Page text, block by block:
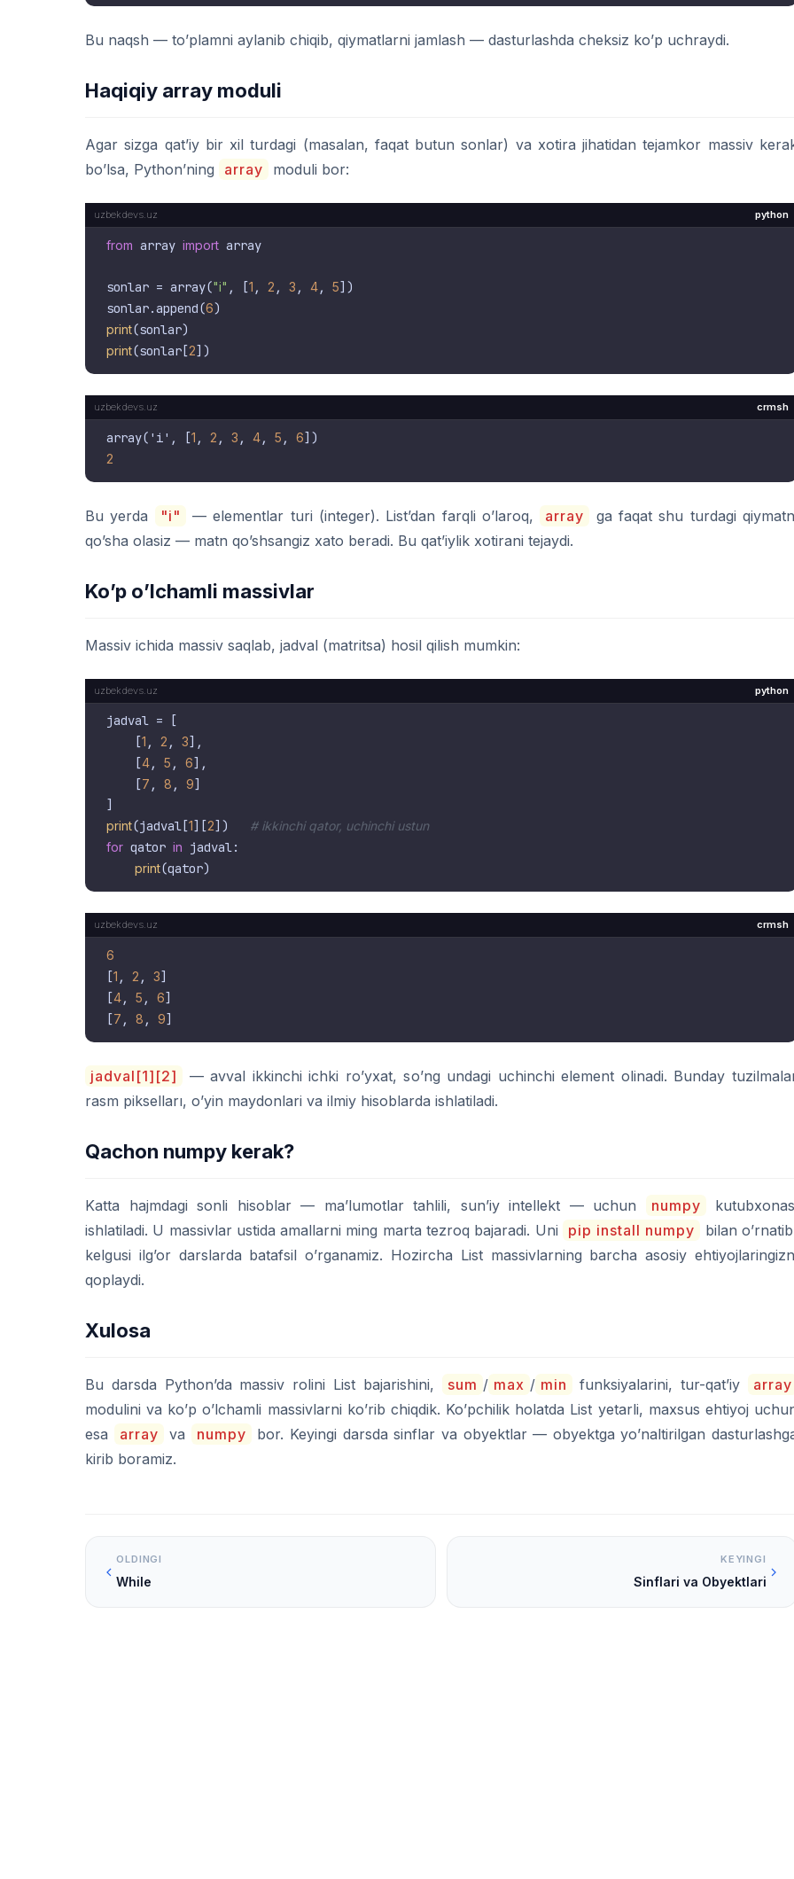
Bu naqsh — to’plamni aylanib chiqib, qiymatlarni jamlash — dasturlashda cheksiz ko’p uchraydi.
Haqiqiy array moduli
Agar sizga qat’iy bir xil turdagi (masalan, faqat butun sonlar) va xotira jihatidan tejamkor massiv
bo’lsa, Python’ning
array moduli bor:
python
from array import array
sonlar = array("i" , [1 , 2 , 3 , 4, 5])
sonlar.append(6
print
print(sonlar[2
crmsh
array('i', [1 , 2 , 3 , 4, 5 , 6
2
Bu yerda "i" — elementlar turi (integer). List’dan farqli o’laroq, array
ga faqat shu turdagi
qo’sha olasiz — matn qo’shsangiz xato beradi. Bu qat’iylik xotirani tejaydi.
Ko’p o’lchamli massivlar
Massiv ichida massiv saqlab, jadval (matritsa) hosil qilish mumkin:
python
jadval = [
    [
1 , 2 , 3],
    [
4, 5 , 6],
    [
7 , 8 , 9]
print(jadval[1][2]) # ikkinchi qator, uchinchi ustun
for qator in jadval:
print
crmsh
6
[1 , 2 , 3]
[4, 5 , 6]
[7 , 8 , 9
jadval[1][2]
— avval ikkinchi ichki ro’yxat, so’ng undagi uchinchi element olinadi. Bunday
rasm pikselları, o’yin maydonlari va ilmiy hisoblarda ishlatiladi.
Qachon numpy kerak?
Katta hajmdagi sonli hisoblar — ma’lumotlar tahlili, sun’iy intellekt — uchun numpy
ishlatiladi. U massivlar ustida amallarni ming marta tezroq bajaradi. Uni
pip install numpy
bilan
kelgusi ilg’or darslarda batafsil o’rganamiz. Hozircha List massivlarning barcha asosiy
qoplaydi.
Xulosa
Bu darsda Python’da massiv rolini List bajarishini, sum / max / min funksiyalarini, tur-qat’iy
array
modulini va ko’p o’lchamli massivlarni ko’rib chiqdik. Ko’pchilik holatda List yetarli, maxsus ehtiyoj
esa
array va numpy
bor. Keyingi darsda sinflar va obyektlar — obyektga yo’naltirilgan
kirib boramiz.
OLDINGI
While
KEYINGI
Sinflari va Obyektlari